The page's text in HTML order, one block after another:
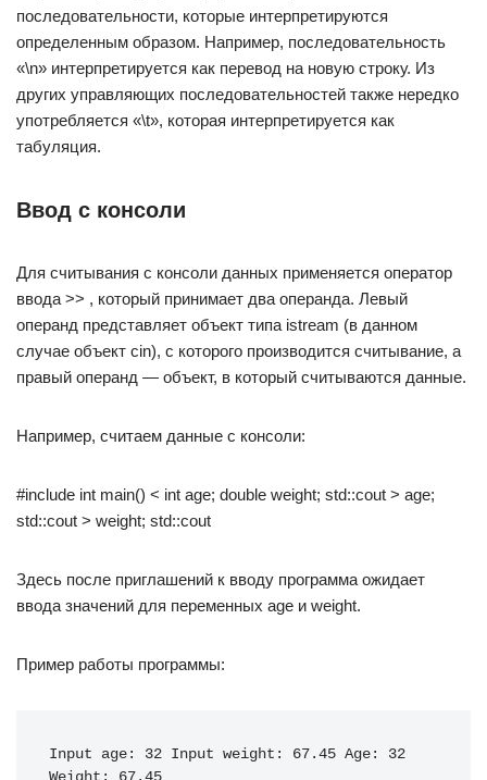
последовательности, которые интерпретируются
определенным образом. Например, последовательность
«\n» интерпретируется как перевод на новую строку. Из
других управляющих последовательностей также нередко
употребляется «\t», которая интерпретируется как
табуляция.
Ввод с консоли
Для считывания с консоли данных применяется оператор
ввода >> , который принимает два операнда. Левый
операнд представляет объект типа istream (в данном
случае объект cin), с которого производится считывание, а
правый операнд — объект, в который считываются данные.
Например, считаем данные с консоли:
#include int main() < int age; double weight; std::cout > age;
std::cout > weight; std::cout
Здесь после приглашений к вводу программа ожидает
ввода значений для переменных age и weight.
Пример работы программы:
Input age: 32 Input weight: 67.45 Age: 32